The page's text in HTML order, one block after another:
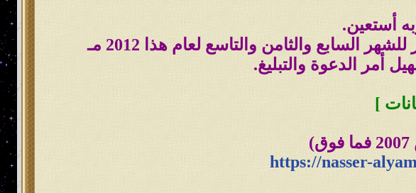
أستعين.
السابع والثامن والتاسع لعام هذا 2012 مـ
أمر الدعوة والتبليغ.
]
https://nasser-